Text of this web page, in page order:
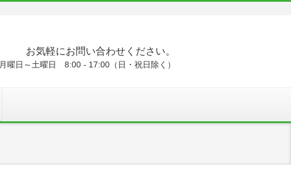
お気軽にお問い合わせください。
月曜日～土曜日 8:00 - 17:00（日・祝日除く）